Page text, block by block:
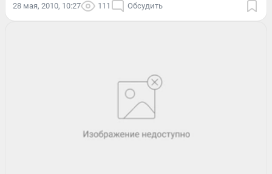
28 мая, 2010, 10:27 111 Обсудить